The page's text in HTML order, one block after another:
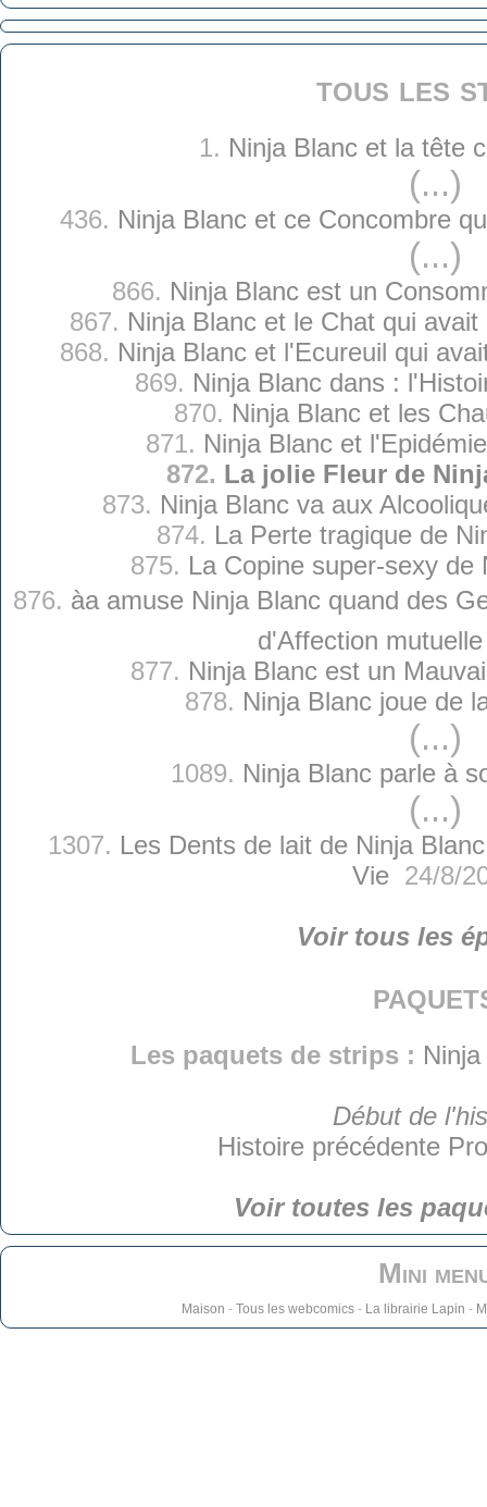
tous les
1. Ninja Blanc et la tête
(...)
436. Ninja Blanc et ce Concombre
(...)
866. Ninja Blanc est un
867. Ninja Blanc et le Chat qui
868. Ninja Blanc et l'Ecureuil qui
869. Ninja Blanc dans :
870. Ninja Blanc et les
871. Ninja Blanc et
872. La jolie Fleur de
873. Ninja Blanc va aux
874. La Perte tragique de
875. La Copine super-sexy de
876. àa amuse Ninja Blanc quand des
d'Affection mutuelle
877. Ninja Blanc est un
878. Ninja Blanc joue de
(...)
1089. Ninja Blanc parle à
(...)
1307. Les Dents de lait de Ninja
Vie24/8/
Voir tous les
Les paquets de strips :
Début de
Histoire précédente
Voir toutes les
Mini
Maison - Tous les webcomics- La librairie Lapin -